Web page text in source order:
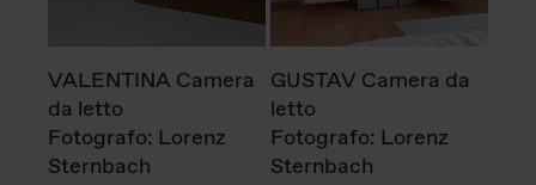
VALENTINA Camera
da letto
Fotografo: Lorenz
Sternbach
GUSTAV Camera da
letto
Fotografo: Lorenz
Sternbach